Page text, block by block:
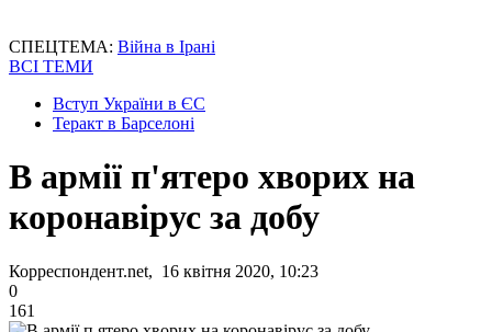
СПЕЦТЕМА: Війна в Ірані
ВСІ ТЕМИ
Вступ України в ЄС
Теракт в Барселоні
В армії п'ятеро хворих на
коронавірус за добу
Корреспондент.net, 16 квітня 2020, 10:23
0
161